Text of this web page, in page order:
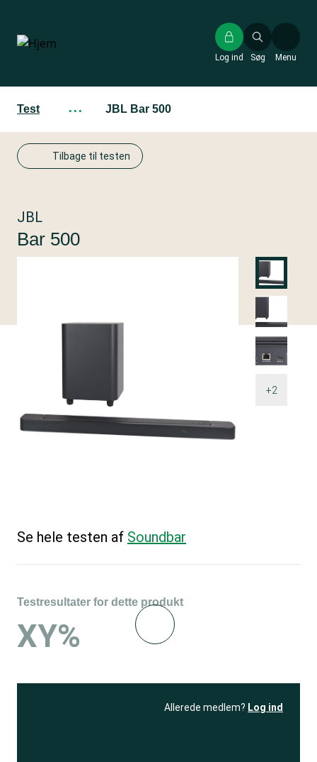
hovedindhold
Søg
Log ind Menu
Test ··· JBL Bar 500
Tilbage til testen
+2
JBL
Bar 500
Se hele testen af Soundbar
Testresultater for dette produkt
XY%
Allerede medlem? Log ind